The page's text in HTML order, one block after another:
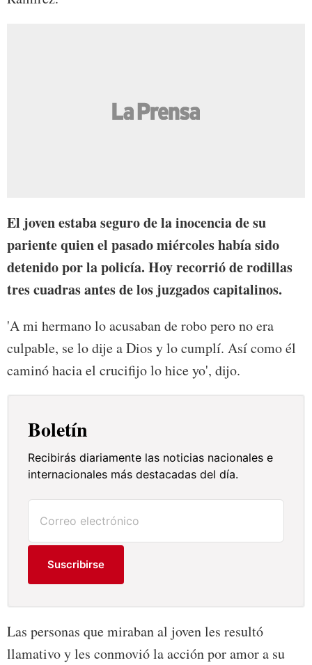
El joven estaba seguro de la inocencia de su
pariente quien el pasado miércoles había sido
detenido por la policía. Hoy recorrió de rodillas
tres cuadras antes de los juzgados capitalinos.
'A mi hermano lo acusaban de robo pero no era
culpable, se lo dije a Dios y lo cumplí. Así como él
caminó hacia el crucifijo lo hice yo', dijo.
Boletín
Recibirás diariamente las noticias nacionales e
internacionales más destacadas del día.
Suscribirse
Las personas que miraban al joven les resultó
llamativo y les conmovió la acción por amor a su